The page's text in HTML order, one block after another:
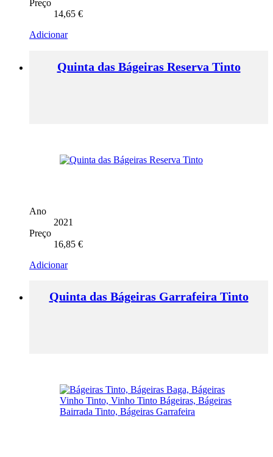
Preço
14,65 €
Adicionar
Quinta das Bágeiras Reserva Tinto
Ano
2021
Preço
16,85 €
Adicionar
Quinta das Bágeiras Garrafeira Tinto